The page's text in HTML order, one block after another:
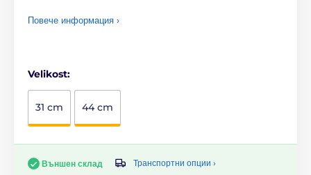
Повече информация ›
Velikost:
31 cm 44 cm
Външен склад
Транспортни опции ›